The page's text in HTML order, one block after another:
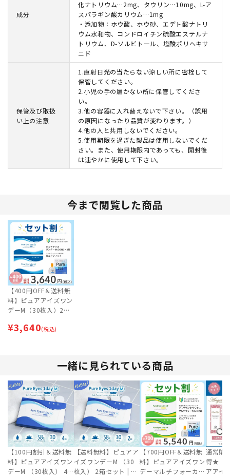
成分
化ナトリウム…2mg、タウリン…10mg、L-ア
スパラギン酸カリウム…1mg
・添加物：ホウ酸、ホウ砂、エデト酸ナトリ
ウム水和物、コンドロイチン硫酸エステルナ
トリウム、D-ソルビトール、塩酸ポリヘキサ
ニド
保管及び取扱
い上の注意
1.直射日光の当たらない涼しい所に密栓して
保管してください。
2.小児の手の届かない所に保管してくださ
い。
3.他の容器に入れ替えないで下さい。（誤用
の原因になったり品質が変わります。）
4.他の人と共用しないでください。
5.使用期限を過ぎた製品は使用しないでくだ
さい。また、使用期限内であっても、開封後
は速やかに使用して下さい。
今まで閲覧した商品
【400円OFF＆送料無
料】ピュアアイズワン
デーM（30枚入）2箱
ure Fit) 【ネコポス専
¥3,640(税込)
一緒に見られている商品
【100円割引＆送料無
料】ピュアアイズワン
デーM （30枚入） 4
【送料無料】ピュアア
イズワンデーM （30
枚入） 2箱セット | 1
【700円OFF＆送料無
料】ピュアアイズワン
デーマルチフォーカル
通常購
得★【
アアイ